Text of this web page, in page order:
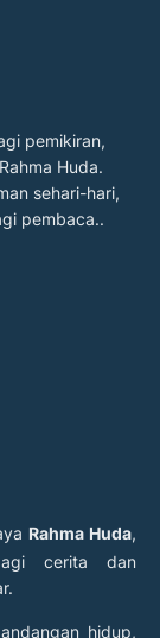
pemikiran,
Huda.
sehari-hari,
pembaca..
Rahma Huda,
cerita dan
hidup,